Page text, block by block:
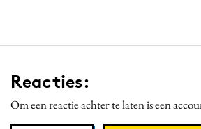
Reacties:
Om een reactie achter te laten is een